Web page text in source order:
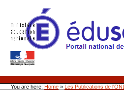
Site Web de l'ONL
Sections
Personal
toolsYou are here:Home » Les Publications de l'ONL